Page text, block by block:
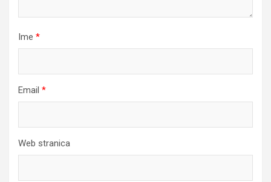
Ime *
Email *
Web stranica